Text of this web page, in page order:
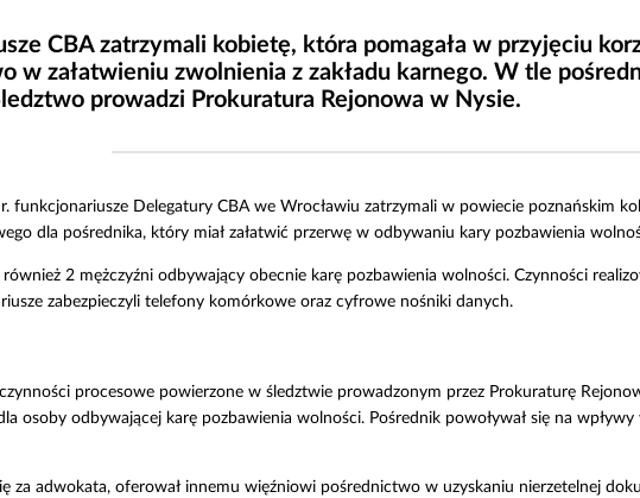
CBA zatrzymali kobietę, która pomagała w przyjęciu
w załatwieniu zwolnienia z zakładu karnego. W tle
prowadzi Prokuratura Rejonowa w Nysie.
funkcjonariusze Delegatury CBA we Wrocławiu zatrzymali w powiecie poznańskim
dla pośrednika, który miał załatwić przerwę w odbywaniu kary pozbawienia
2 mężczyźni odbywający obecnie karę pozbawienia wolności. Czynności
zabezpieczyli telefony komórkowe oraz cyfrowe nośniki danych.
procesowe powierzone w śledztwie prowadzonym przez Prokuraturę
osoby odbywającej karę pozbawienia wolności. Pośrednik powoływał się na
za adwokata, oferował innemu więźniowi pośrednictwo w uzyskaniu nierzetelnej